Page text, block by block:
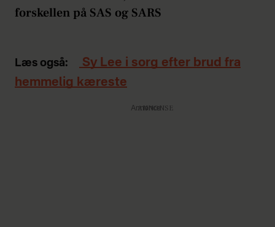
forskellen på SAS og SARS
Læs også:
Sy Lee i sorg efter brud fra
hemmelig kæreste
Annonce